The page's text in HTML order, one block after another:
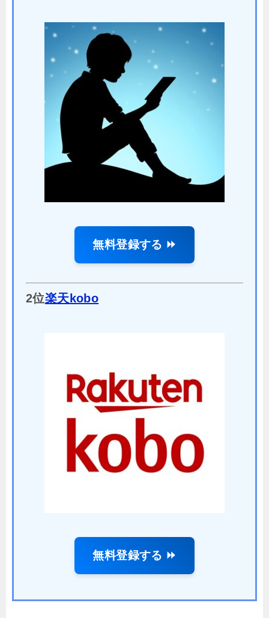
無料登録する ⏩
2位楽天kobo
無料登録する ⏩